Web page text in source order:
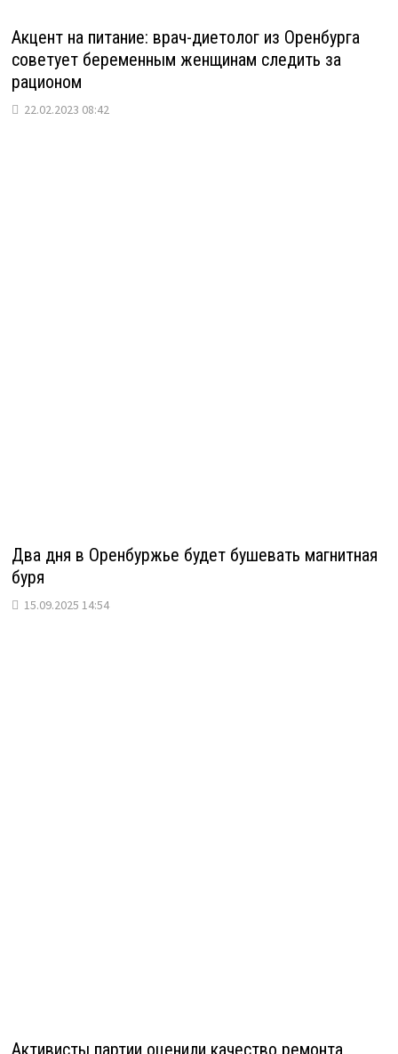
Акцент на питание: врач-диетолог из Оренбурга
советует беременным женщинам следить за
рационом
22.02.2023 08:42
Два дня в Оренбуржье будет бушевать магнитная
буря
15.09.2025 14:54